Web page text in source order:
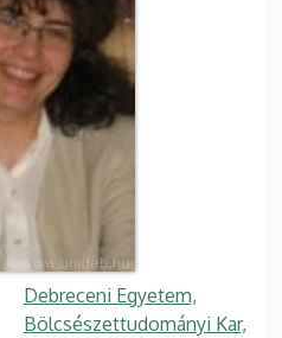
Debreceni Egyetem,
Bölcsészettudományi Kar,